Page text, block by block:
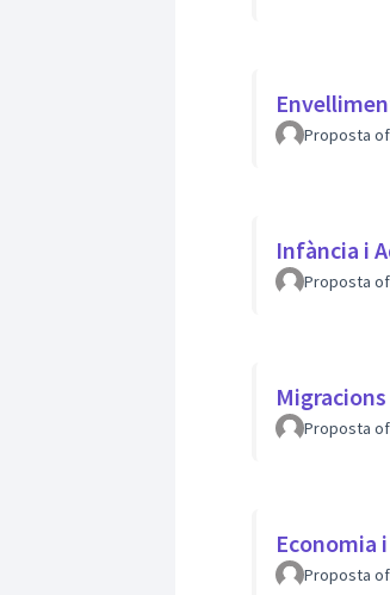
Proposta
Infància i
Proposta
Proposta
Economia
Proposta